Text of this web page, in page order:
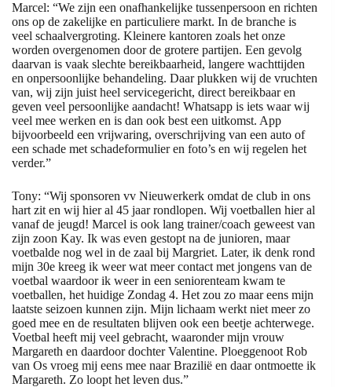
Marcel: “We zijn een onafhankelijke tussenpersoon en richten
ons op de zakelijke en particuliere markt. In de branche is
veel schaalvergroting. Kleinere kantoren zoals het onze
worden overgenomen door de grotere partijen. Een gevolg
daarvan is vaak slechte bereikbaarheid, langere wachttijden
en onpersoonlijke behandeling. Daar plukken wij de vruchten
van, wij zijn juist heel servicegericht, direct bereikbaar en
geven veel persoonlijke aandacht! Whatsapp is iets waar wij
veel mee werken en is dan ook best een uitkomst. App
bijvoorbeeld een vrijwaring, overschrijving van een auto of
een schade met schadeformulier en foto’s en wij regelen het
verder.”
Tony: “Wij sponsoren vv Nieuwerkerk omdat de club in ons
hart zit en wij hier al 45 jaar rondlopen. Wij voetballen hier al
vanaf de jeugd! Marcel is ook lang trainer/coach geweest van
zijn zoon Kay. Ik was even gestopt na de junioren, maar
voetbalde nog wel in de zaal bij Margriet. Later, ik denk rond
mijn 30e kreeg ik weer wat meer contact met jongens van de
voetbal waardoor ik weer in een seniorenteam kwam te
voetballen, het huidige Zondag 4. Het zou zo maar eens mijn
laatste seizoen kunnen zijn. Mijn lichaam werkt niet meer zo
goed mee en de resultaten blijven ook een beetje achterwege.
Voetbal heeft mij veel gebracht, waaronder mijn vrouw
Margareth en daardoor dochter Valentine. Ploeggenoot Rob
van Os vroeg mij eens mee naar Brazilië en daar ontmoette ik
Margareth. Zo loopt het leven dus.”